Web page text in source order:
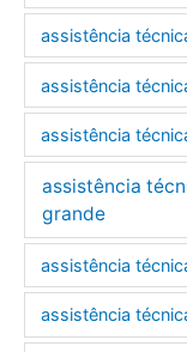
assistência
assistência
assistência
assistência
grande
assistência
assistência